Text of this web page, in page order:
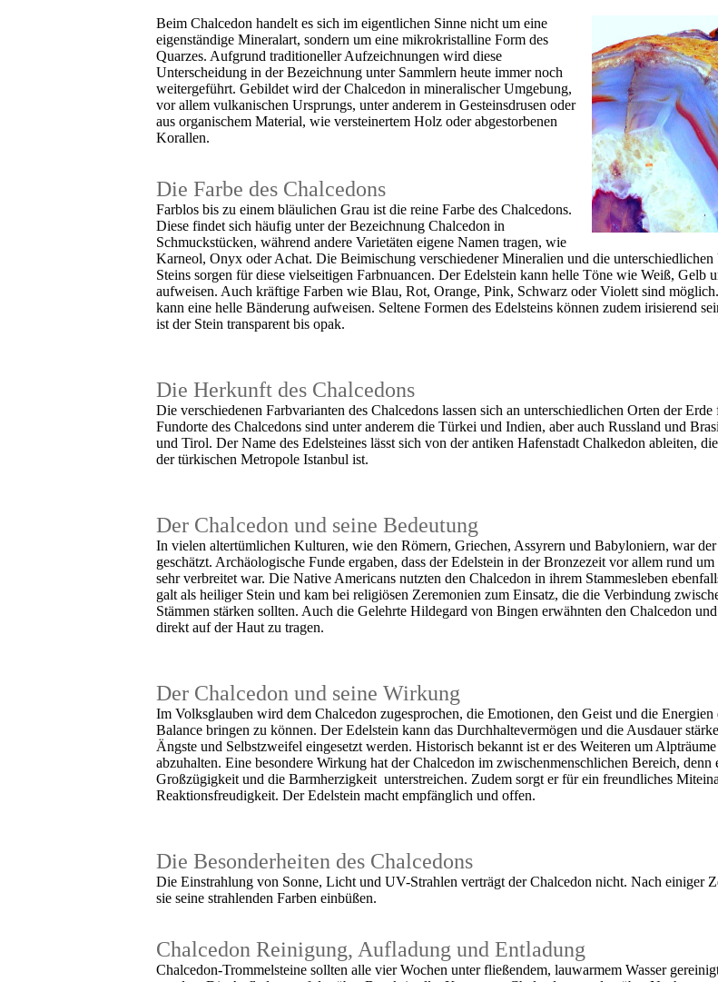
Beim Chalcedon handelt es sich im eigentlichen Sinne nicht um eine
eigenständige Mineralart, sondern um eine mikrokristalline Form des
Quarzes. Aufgrund traditioneller Aufzeichnungen wird diese
Unterscheidung in der Bezeichnung unter Sammlern heute immer noch
weitergeführt. Gebildet wird der Chalcedon in mineralischer Umgebung,
vor allem vulkanischen Ursprungs, unter anderem in Gesteinsdrusen oder
aus organischem Material, wie versteinertem Holz oder abgestorbenen
Korallen.
Die Farbe des Chalcedons
Farblos bis zu einem bläulichen Grau ist die reine Farbe des Chalcedons.
Diese findet sich häufig unter der Bezeichnung Chalcedon in
Schmuckstücken, während andere Varietäten eigene Namen tragen, wie
Karneol, Onyx oder Achat. Die Beimischung verschiedener Mineralien und die unterschiedlichen
Steins sorgen für diese vielseitigen Farbnuancen. Der Edelstein kann helle Töne wie Weiß, Gelb
aufweisen. Auch kräftige Farben wie Blau, Rot, Orange, Pink, Schwarz oder Violett sind
kann eine helle Bänderung aufweisen. Seltene Formen des Edelsteins können zudem irisierend
ist der Stein transparent bis opak.
Die Herkunft des Chalcedons
Die verschiedenen Farbvarianten des Chalcedons lassen sich an unterschiedlichen Orten der
Fundorte des Chalcedons sind unter anderem die Türkei und Indien, aber auch Russland und
und Tirol. Der Name des Edelsteines lässt sich von der antiken Hafenstadt Chalkedon ableiten,
der türkischen Metropole Istanbul ist.
Der Chalcedon und seine Bedeutung
In vielen altertümlichen Kulturen, wie den Römern, Griechen, Assyrern und Babyloniern, war
geschätzt. Archäologische Funde ergaben, dass der Edelstein in der Bronzezeit vor allem rund
sehr verbreitet war. Die Native Americans nutzten den Chalcedon in ihrem Stammesleben
galt als heiliger Stein und kam bei religiösen Zeremonien zum Einsatz, die die Verbindung
Stämmen stärken sollten. Auch die Gelehrte Hildegard von Bingen erwähnten den Chalcedon
direkt auf der Haut zu tragen.
Der Chalcedon und seine Wirkung
Im Volksglauben wird dem Chalcedon zugesprochen, die Emotionen, den Geist und die Energien
Balance bringen zu können. Der Edelstein kann das Durchhaltevermögen und die Ausdauer
Ängste und Selbstzweifel eingesetzt werden. Historisch bekannt ist er des Weiteren um
abzuhalten. Eine besondere Wirkung hat der Chalcedon im zwischenmenschlichen Bereich, denn
Großzügigkeit und die Barmherzigkeit unterstreichen. Zudem sorgt er für ein freundliches
Reaktionsfreudigkeit. Der Edelstein macht empfänglich und offen.
Die Besonderheiten des Chalcedons
Die Einstrahlung von Sonne, Licht und UV-Strahlen verträgt der Chalcedon nicht. Nach einiger
sie seine strahlenden Farben einbüßen.
Chalcedon Reinigung, Aufladung und Entladung
Chalcedon-Trommelsteine sollten alle vier Wochen unter fließendem, lauwarmem Wasser